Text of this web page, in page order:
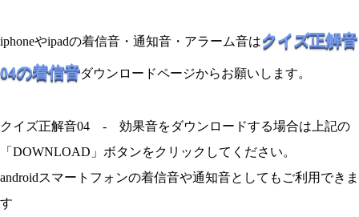
iphoneやipadの着信音・通知音・アラーム音はクイズ正解音
04の着信音ダウンロードページからお願いします。
クイズ正解音04 - 効果音をダウンロードする場合は上記の
「DOWNLOAD」ボタンをクリックしてください。
androidスマートフォンの着信音や通知音としてもご利用できま
す